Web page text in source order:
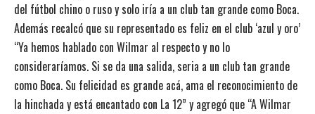
del fútbol chino o ruso y solo iría a un club tan grande como Boca.
Además recalcó que su representado es feliz en el club ‘azul y oro’
“Ya hemos hablado con Wilmar al respecto y no lo
consideraríamos. Si se da una salida, seria a un club tan grande
como Boca. Su felicidad es grande acá, ama el reconocimiento de
la hinchada y está encantado con La 12” y agregó que “A Wilmar